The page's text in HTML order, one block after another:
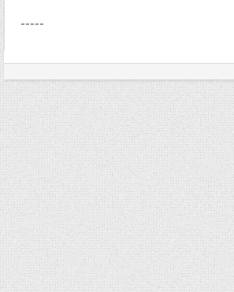
-----